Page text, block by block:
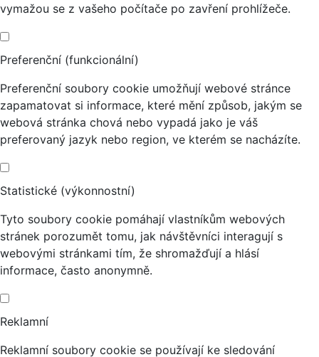
vymažou se z vašeho počítače po zavření prohlížeče.
Preferenční (funkcionální)
Preferenční soubory cookie umožňují webové stránce
zapamatovat si informace, které mění způsob, jakým se
webová stránka chová nebo vypadá jako je váš
preferovaný jazyk nebo region, ve kterém se nacházíte.
Statistické (výkonnostní)
Tyto soubory cookie pomáhají vlastníkům webových
stránek porozumět tomu, jak návštěvníci interagují s
webovými stránkami tím, že shromažďují a hlásí
informace, často anonymně.
Reklamní
Reklamní soubory cookie se používají ke sledování